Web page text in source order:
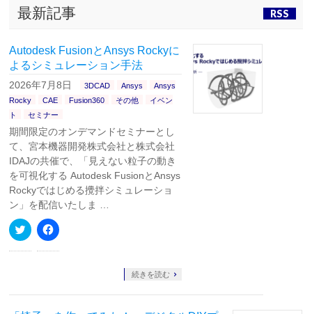
最新記事 RSS
Autodesk FusionとAnsys Rockyに
よるシミュレーション手法
2026年7月8日 3DCAD Ansys
Ansys
Rocky
CAE Fusion360 その他
イベン
ト
セミナー
期間限定のオンデマンドセミナーとし
て、宮本機器開発株式会社と株式会社
IDAJの共催で、「見えない粒子の動き
を可視化する Autodesk FusionとAnsys
Rockyではじめる攪拌シミュレーショ
ン」を配信いたしま …
ク
リ
ク
有
Facebook
で
有
リ
続きを読む